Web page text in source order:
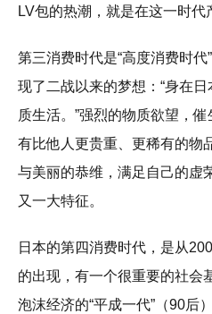
LV包的热潮，就是在这一时代
第三消费时代是“高度消费时
现了二战以来的梦想：“身在
质生活。”强烈的物质欲望，
有比他人更贵重、更稀有的物
与美丽的恭维，满足自己的虚
又一大特征。
日本的第四消费时代，是从
的出现，有一个很重要的社会
泡沫经济的“平成一代”（90后